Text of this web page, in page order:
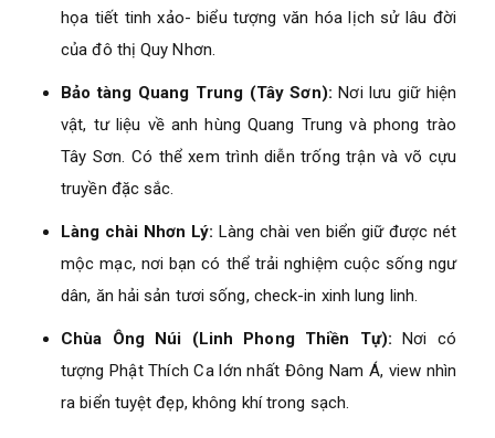
họa tiết tinh xảo- biểu tượng văn hóa lịch sử lâu đời
của đô thị Quy Nhơn.
Bảo tàng Quang Trung (Tây Sơn): Nơi lưu giữ hiện
vật, tư liệu về anh hùng Quang Trung và phong trào
Tây Sơn. Có thể xem trình diễn trống trận và võ cựu
truyền đặc sắc.
Làng chài Nhơn Lý: Làng chài ven biển giữ được nét
mộc mạc, nơi bạn có thể trải nghiệm cuộc sống ngư
dân, ăn hải sản tươi sống, check-in xinh lung linh.
Chùa Ông Núi (Linh Phong Thiền Tự): Nơi có
tượng Phật Thích Ca lớn nhất Đông Nam Á, view nhìn
ra biển tuyệt đẹp, không khí trong sạch.